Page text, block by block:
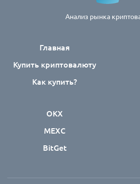
Анализ рынка
Главная
Купить криптовалюту
Как купить?
OKX
MEXC
BitGet